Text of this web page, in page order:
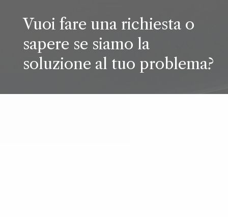
Vuoi fare una richiesta o
sapere se siamo la
soluzione al tuo problema?